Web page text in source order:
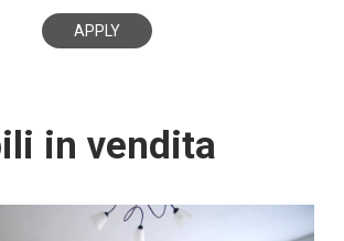
in vendita